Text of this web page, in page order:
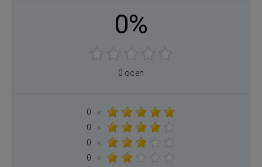
0%
0 ocen
0
×
0
×
0
×
0
×